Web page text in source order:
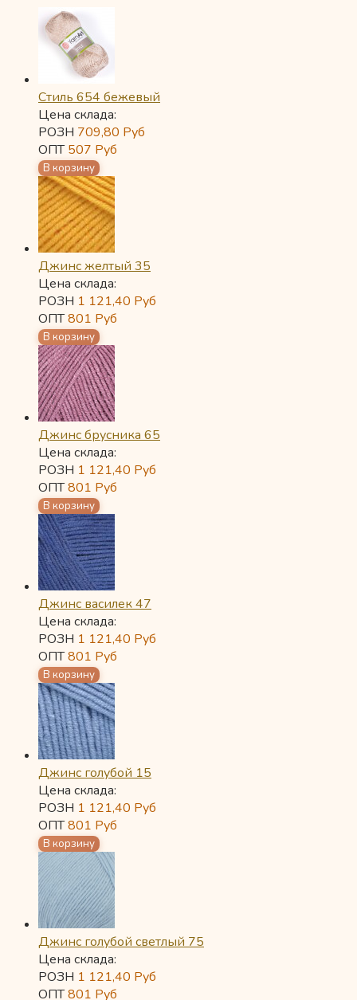
Стиль 654 бежевый
Цена склада:
РОЗН 709,80 Руб
ОПТ507 Руб
Джинс желтый 35
Цена склада:
РОЗН 1 121,40 Руб
ОПТ801 Руб
Джинс брусника 65
Цена склада:
РОЗН 1 121,40 Руб
ОПТ801 Руб
Джинс василек 47
Цена склада:
РОЗН 1 121,40 Руб
ОПТ801 Руб
Джинс голубой 15
Цена склада:
РОЗН 1 121,40 Руб
ОПТ801 Руб
Джинс голубой светлый 75
Цена склада:
РОЗН 1 121,40 Руб
ОПТ801 Руб